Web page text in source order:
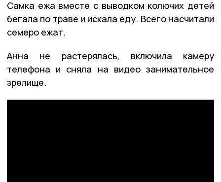
Самка ежа вместе с выводком колючих детей
бегала по траве и искала еду. Всего насчитали
семеро ежат.
Анна не растерялась, включила камеру
телефона и сняла на видео занимательное
зрелище.